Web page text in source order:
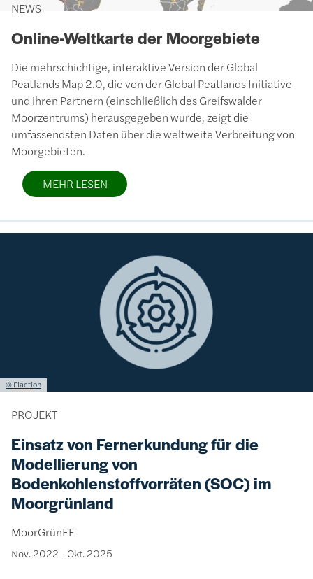
NEWS
Online-Weltkarte der Moorgebiete
Die mehrschichtige, interaktive Version der Global
Peatlands Map 2.0, die von der Global Peatlands Initiative
und ihren Partnern (einschließlich des Greifswalder
Moorzentrums) herausgegeben wurde, zeigt die
umfassendsten Daten über die weltweite Verbreitung von
Moorgebieten.
MEHR LESEN
Lizenzinformationen einschließlich Urheberrecht
© Flaction
PROJEKT
Einsatz von Fernerkundung für die
Modellierung von
Bodenkohlenstoffvorräten (SOC) im
Moorgrünland
MoorGrünFE
Nov. 2022 - Okt. 2025